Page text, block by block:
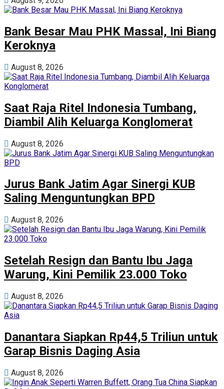
Bank Besar Mau PHK Massal, Ini Biang
Keroknya
August 8, 2026
Saat Raja Ritel Indonesia Tumbang,
Diambil Alih Keluarga Konglomerat
August 8, 2026
Jurus Bank Jatim Agar Sinergi KUB
Saling Menguntungkan BPD
August 8, 2026
Setelah Resign dan Bantu Ibu Jaga
Warung, Kini Pemilik 23.000 Toko
August 8, 2026
Danantara Siapkan Rp44,5 Triliun untuk
Garap Bisnis Daging Asia
August 8, 2026